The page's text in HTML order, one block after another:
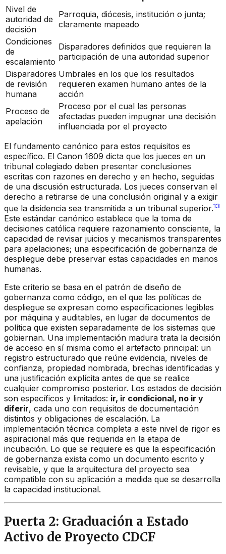
Nivel de
autoridad de
decisión
Parroquia, diócesis, institución o junta;
claramente mapeado
Condiciones
de
escalamiento
Disparadores definidos que requieren la
participación de una autoridad superior
Disparadores
de revisión
humana
Umbrales en los que los resultados
requieren examen humano antes de la
acción
Proceso de
apelación
Proceso por el cual las personas
afectadas pueden impugnar una decisión
influenciada por el proyecto
El fundamento canónico para estos requisitos es
específico. El Canon 1609 dicta que los jueces en un
tribunal colegiado deben presentar conclusiones
escritas con razones en derecho y en hecho, seguidas
de una discusión estructurada. Los jueces conservan el
derecho a retirarse de una conclusión original y a exigir
que la disidencia sea transmitida a un tribunal superior.13
Este estándar canónico establece que la toma de
decisiones católica requiere razonamiento consciente, la
capacidad de revisar juicios y mecanismos transparentes
para apelaciones; una especificación de gobernanza de
despliegue debe preservar estas capacidades en manos
humanas.
Este criterio se basa en el patrón de diseño de
gobernanza como código, en el que las políticas de
despliegue se expresan como especificaciones legibles
por máquina y auditables, en lugar de documentos de
política que existen separadamente de los sistemas que
gobiernan. Una implementación madura trata la decisión
de acceso en sí misma como el artefacto principal: un
registro estructurado que reúne evidencia, niveles de
confianza, propiedad nombrada, brechas identificadas y
una justificación explícita antes de que se realice
cualquier compromiso posterior. Los estados de decisión
son específicos y limitados: ir, ir condicional, no ir y
diferir, cada uno con requisitos de documentación
distintos y obligaciones de escalación. La
implementación técnica completa a este nivel de rigor es
aspiracional más que requerida en la etapa de
incubación. Lo que se requiere es que la especificación
de gobernanza exista como un documento escrito y
revisable, y que la arquitectura del proyecto sea
compatible con su aplicación a medida que se desarrolla
la capacidad institucional.
Puerta 2: Graduación a Estado
Activo de Proyecto CDCF